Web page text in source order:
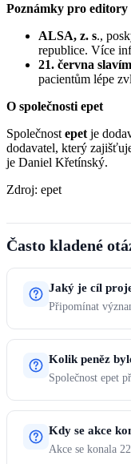
Poznámky pro editory
ALSA, z. s.,
republice. Více
21. června
pacientům lépe
O společnosti epet
Společnost epet je
dodavatel, který
je Daniel Křetínský.
Zdroj: epet
Často kladené
Jaký je cíl
Připomínat
Kolik peněz
Společnost epet
Kdy se akce
Akce se konala